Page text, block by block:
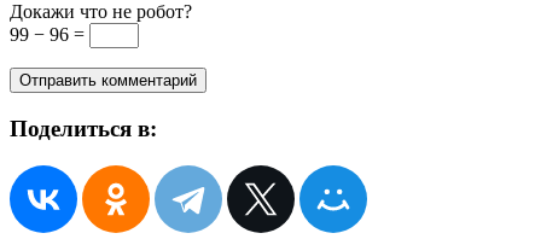
Докажи что не робот?
99 − 96 =
Поделиться в: